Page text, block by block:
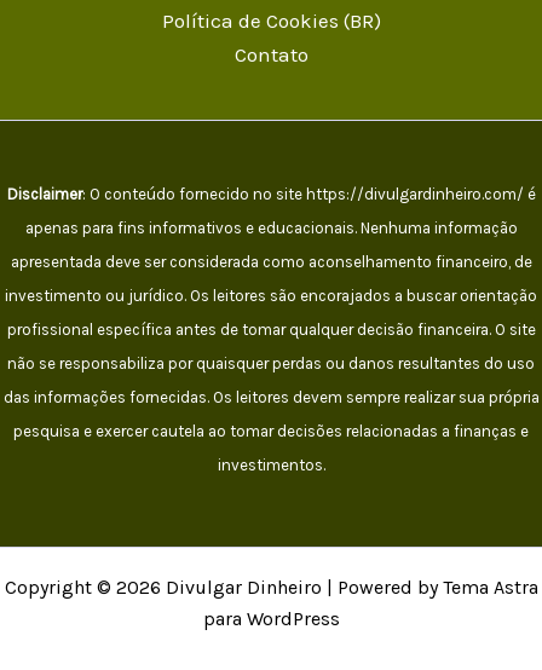
Política de Cookies (BR)
Contato
Disclaimer: O conteúdo fornecido no site https://divulgardinheiro.com/ é
apenas para fins informativos e educacionais. Nenhuma informação
apresentada deve ser considerada como aconselhamento financeiro, de
investimento ou jurídico. Os leitores são encorajados a buscar orientação
profissional específica antes de tomar qualquer decisão financeira. O site
não se responsabiliza por quaisquer perdas ou danos resultantes do uso
das informações fornecidas. Os leitores devem sempre realizar sua própria
pesquisa e exercer cautela ao tomar decisões relacionadas a finanças e
investimentos.
Copyright © 2026 Divulgar Dinheiro | Powered by Tema Astra
para WordPress